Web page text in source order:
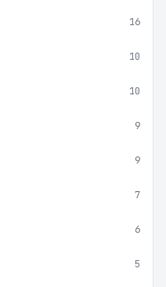
16
10
10
9
9
7
6
5